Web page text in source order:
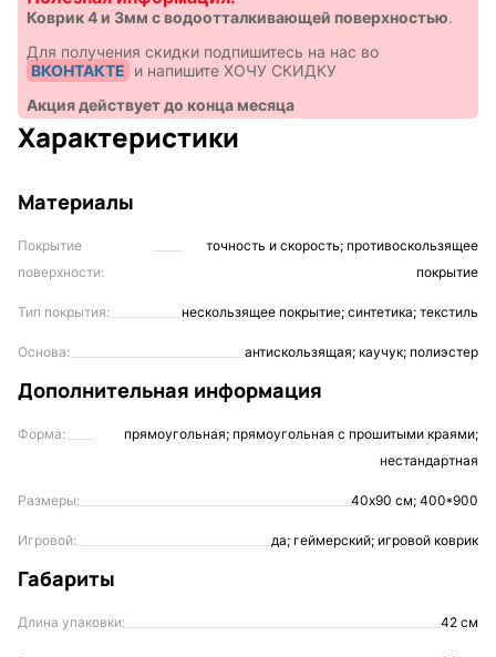
Коврик 4 и 3мм с водоотталкивающей поверхностью.
Для получения скидки подпишитесь на нас во
ВКОНТАКТЕ и напишите ХОЧУ СКИДКУ
Акция действует до конца месяца
Характеристики
Материалы
Покрытие
поверхности:
точность и скорость; противоскользящее
покрытие
Тип покрытия: нескользящее покрытие; синтетика; текстиль
Основа: антискользящая; каучук; полиэстер
Дополнительная информация
Форма:
прямоугольная; прямоугольная с прошитыми краями;
нестандартная
Размеры: 40х90 см; 400*900
Игровой: да; геймерский; игровой коврик
Габариты
Длина упаковки: 42 см